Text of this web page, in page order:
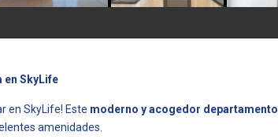
en SkyLife
en SkyLife! Este moderno y acogedor departamento
amenidades.